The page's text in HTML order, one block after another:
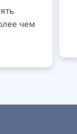
чем